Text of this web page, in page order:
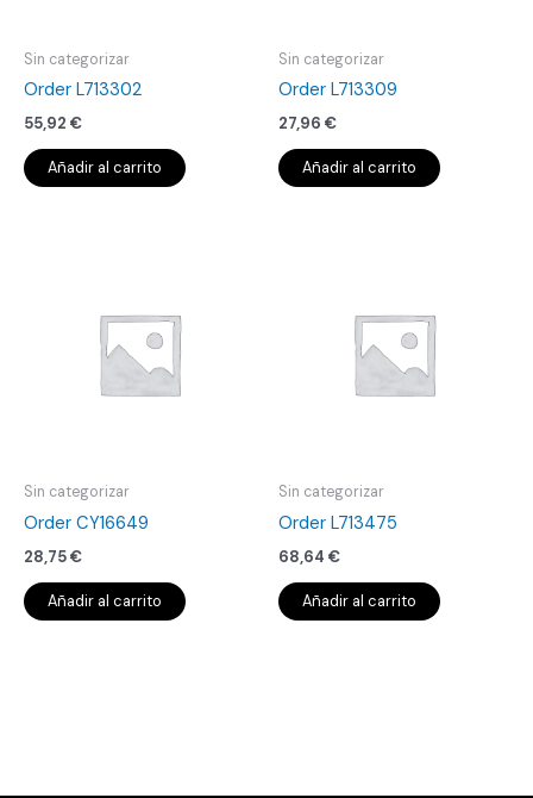
Sin categorizar
Order L713302
55,92 €
Añadir al carrito
Sin categorizar
Order L713309
27,96 €
Añadir al carrito
Sin categorizar
Order CY16649
28,75€
Añadir al carrito
Sin categorizar
Order L713475
68,64 €
Añadir al carrito